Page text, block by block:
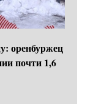
оренбуржец
почти 1,6